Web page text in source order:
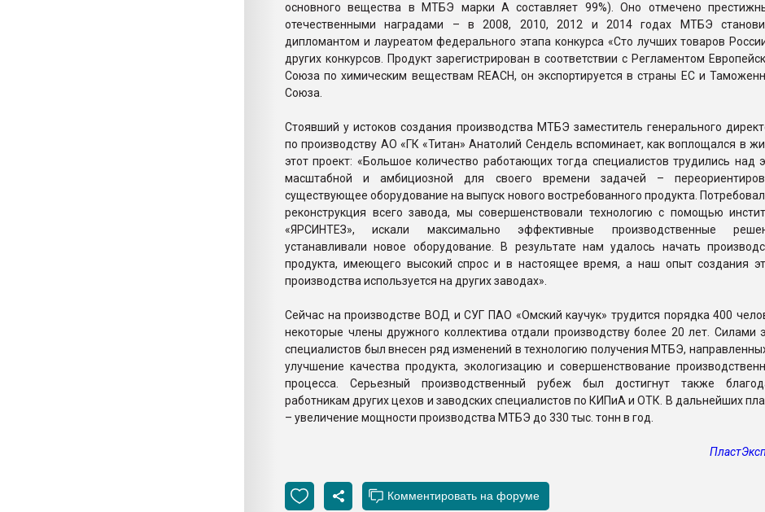
основного вещества в МТБЭ марки А составляет 99%). Оно отмечено
отечественными наградами – в 2008, 2010, 2012 и 2014 годах МТБЭ
дипломантом и лауреатом федерального этапа конкурса «Сто лучших товаров
других конкурсов. Продукт зарегистрирован в соответствии с Регламентом
Союза по химическим веществам REACH, он экспортируется в страны ЕС и
Союза.
Стоявший у истоков создания производства МТБЭ заместитель генерального
по производству АО «ГК «Титан» Анатолий Сендель вспоминает, как воплощался в
этот проект: «Большое количество работающих тогда специалистов трудились над
масштабной и амбициозной для своего времени задачей –
существующее оборудование на выпуск нового востребованного продукта.
реконструкция всего завода, мы совершенствовали технологию с помощью
«ЯРСИНТЕЗ», искали максимально эффективные производственные
устанавливали новое оборудование. В результате нам удалось начать
продукта, имеющего высокий спрос и в настоящее время, а наш опыт создания
производства используется на других заводах».
Сейчас на производстве ВОД и СУГ ПАО «Омский каучук» трудится порядка 400
некоторые члены дружного коллектива отдали производству более 20 лет. Силами
специалистов был внесен ряд изменений в технологию получения МТБЭ,
улучшение качества продукта, экологизацию и совершенствование
процесса. Серьезный производственный рубеж был достигнут также
работникам других цехов и заводских специалистов по КИПиА и ОТК. В дальнейших
– увеличение мощности производства МТБЭ до 330 тыс. тонн в год.